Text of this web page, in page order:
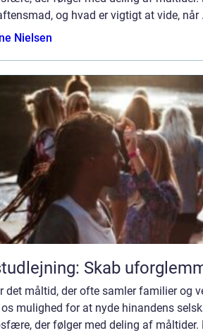
og hvad er vigtigt at vide, når
Nielsen
Skab
det måltid, der ofte samler familier og
mulighed for at nyde hinandens
der følger med deling af måltider.